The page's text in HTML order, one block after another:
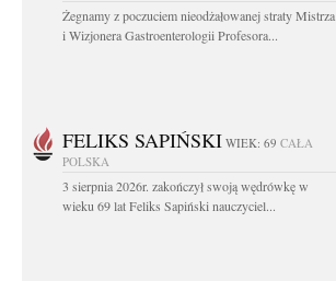
Żegnamy z poczuciem nieodżałowanej straty Mistrza
i Wizjonera Gastroenterologii Profesora...
FELIKS SAPIŃSKI WIEK: 69 CAŁA
POLSKA
3 sierpnia 2026r. zakończył swoją wędrówkę w
wieku 69 lat Feliks Sapiński nauczyciel...